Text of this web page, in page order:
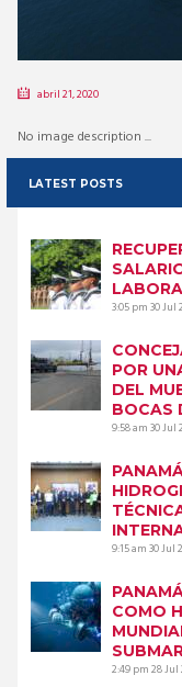
abril 21, 2020
No image description ...
LATEST POSTS
3:05 pm30 Jul
POR
DEL
BOCAS
9:58 am30 Jul
9:15 am30 Jul
COMO
2:49 pm28 Jul